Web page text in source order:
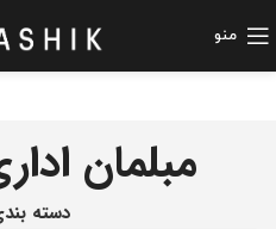
منو
مبلمان
دسته